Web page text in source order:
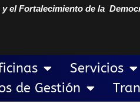
el Fortalecimiento de la
Servicios
de Gestión